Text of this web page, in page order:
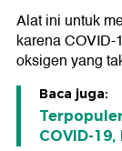
Alat ini untuk
karena
oksigen yang
Baca juga:
COVID-